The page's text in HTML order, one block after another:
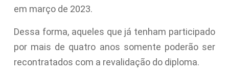
em março de 2023.
Dessa forma, aqueles que já tenham participado
por mais de quatro anos somente poderão ser
recontratados com a revalidação do diploma.